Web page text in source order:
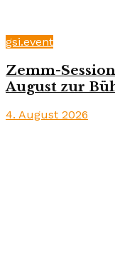
gsi.event
Zemm-
August zur
4. August 2026